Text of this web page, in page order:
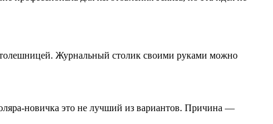
Журнальный столик своими руками можно
новичка это не лучший из вариантов. Причина —